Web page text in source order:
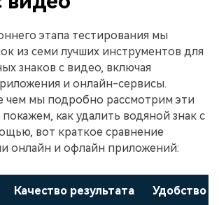
этапа тестирования мы
из семи лучших инструментов для
знаков с видео, включая
и онлайн-сервисы.
чем мы подробно рассмотрим эти
как удалить водяной знак с
вот краткое сравнение
онлайн и офлайн приложений:
Качество результата Удобство